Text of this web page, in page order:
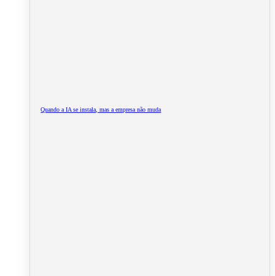
Quando a IA se instala, mas a empresa não muda